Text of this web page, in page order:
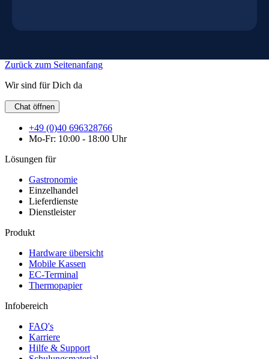
Zurück zum Seitenanfang
Wir sind für Dich da
Chat öffnen
+49 (0)40 696328766
Mo-Fr: 10:00 - 18:00 Uhr
Lösungen für
Gastronomie
Einzelhandel
Lieferdienste
Dienstleister
Produkt
Hardware übersicht
Mobile Kassen
EC-Terminal
Thermopapier
Infobereich
FAQ's
Karriere
Hilfe & Support